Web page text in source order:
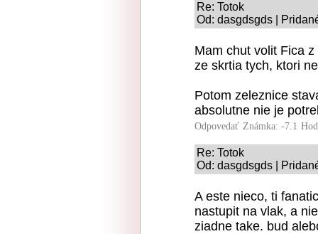
Re: Totok
Od: dasgdsgds |
Mam chut volit Fica
ze skrtia tych, ktori
Potom zeleznice
absolutne nie je
Odpovedať Známka: -7.1
Re: Totok
Od: dasgdsgds |
A este nieco, ti
nastupit na vlak, a
ziadne take. bud